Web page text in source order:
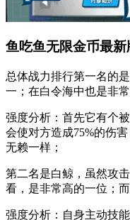
鱼吃鱼无限金币最新
总体战力排行第一名的
一；在白令海中也是非
强度分析：首先它有个
会使对方造成75%的伤
无赖一样；
第二名是白鲸，虽然攻
看，是非常高的一位；
强度分析：自身主动技